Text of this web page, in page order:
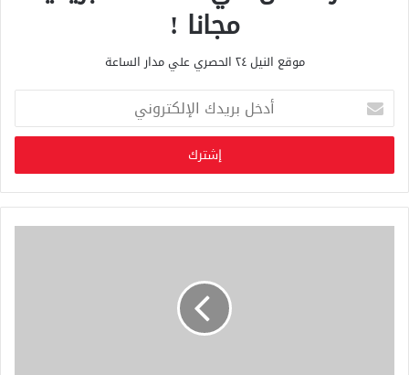
مجانا !
موقع النيل ٢٤ الحصري علي مدار الساعة
خ
ب
ر
ي